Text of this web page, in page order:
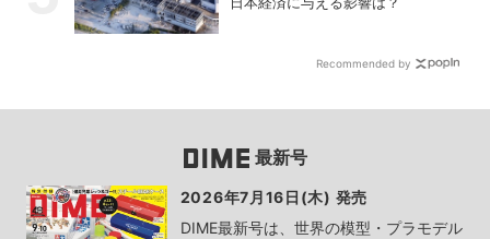
Recommended by
最新号
2026年7月16日(木) 発売
DIME最新号は、世界の模型・プラモデル